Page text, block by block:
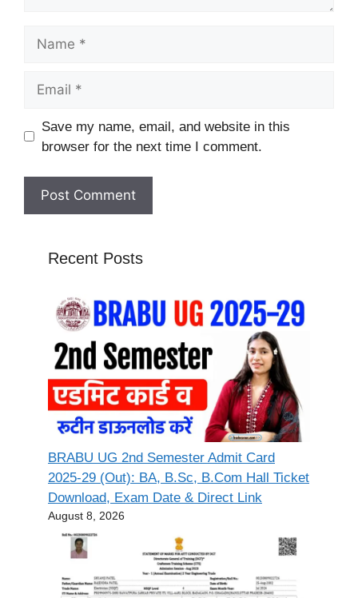
Website
Save my name, email, and website in this
browser for the next time I comment.
Recent Posts
BRABU UG 2nd Semester Admit Card
2025-29 (Out): BA, B.Sc, B.Com Hall Ticket
Download, Exam Date & Direct Link
August 8, 2026